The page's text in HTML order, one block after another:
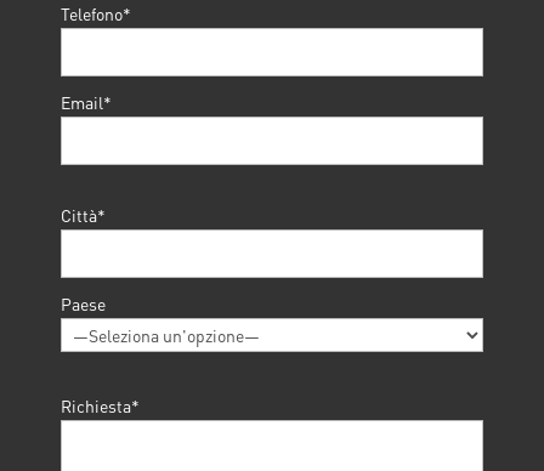
Telefono*
Email*
Città*
Paese
Richiesta*